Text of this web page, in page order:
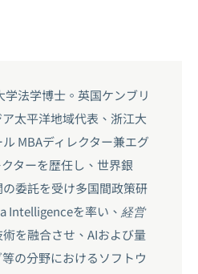
法学博士。英国ケンブリ
太平洋地域代表、浙江大
MBAディレクター兼エグ
ターを歴任し、世界銀
委託を受け多国間政策研
Intelligenceを率い、経営
を融合させ、AIおよび量
の分野におけるソフトウ